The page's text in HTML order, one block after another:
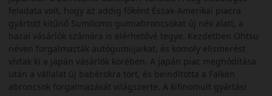
feladata volt, hogy az addig főként Észak-Amerikai piacra
gyártott kitűnő Sumitomo gumiabroncsokat új név alatt, a
hazai vásárlók számára is elérhetővé tegye. Kezdetben Ohtsu
néven forgalmazták autógumiijaikat, és komoly elismerést
vívtak ki a japán vásárlók körében. A japán piac meghódítása
után a vállalat új babérokra tört, és beindította a Falken
abroncsok forgalmazását világszerte. A kifinomult gyártási